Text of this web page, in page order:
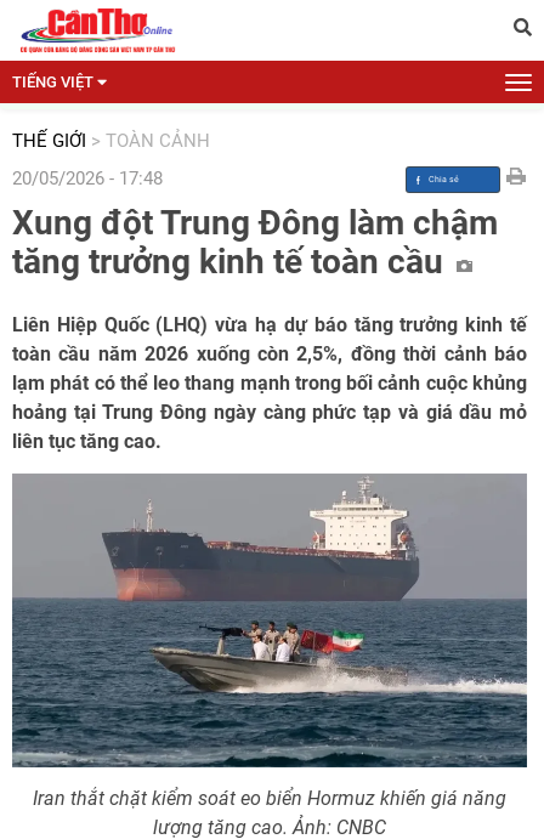
TIẾNG VIỆT
THẾ GIỚI > TOÀN CẢNH
20/05/2026 - 17:48
Xung đột Trung Đông làm chậm
tăng trưởng kinh tế toàn cầu
Liên Hiệp Quốc (LHQ) vừa hạ dự báo tăng trưởng kinh tế
toàn cầu năm 2026 xuống còn 2,5%, đồng thời cảnh báo
lạm phát có thể leo thang mạnh trong bối cảnh cuộc khủng
hoảng tại Trung Đông ngày càng phức tạp và giá dầu mỏ
liên tục tăng cao.
Iran thắt chặt kiểm soát eo biển Hormuz khiến giá năng
lượng tăng cao. Ảnh: CNBC